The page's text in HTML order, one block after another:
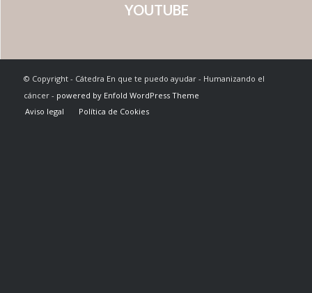
YOUTUBE
© Copyright - Cátedra En que te puedo ayudar - Humanizando el
cáncer - powered by Enfold WordPress Theme
Aviso legal
Política de Cookies